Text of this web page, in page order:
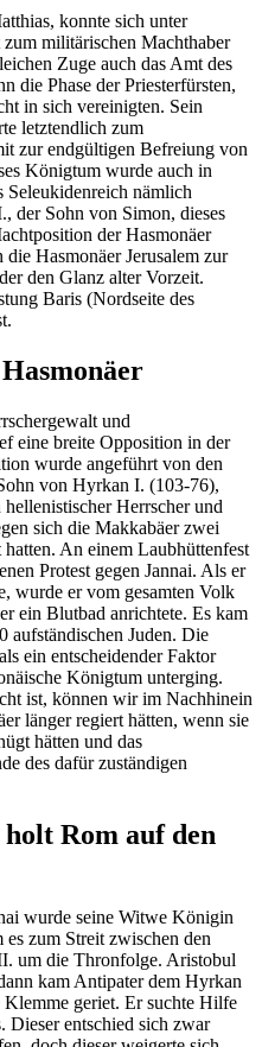
konnte sich unter
militärischen Machthaber
Zuge auch das Amt des
die Phase der Priesterfürsten,
in sich vereinigten. Sein
letztendlich zum
zur endgültigen Befreiung von
Königtum wurde auch in
Seleukidenreich nämlich
der Sohn von Simon, dieses
der Hasmonäer
Hasmonäer Jerusalem zur
den Glanz alter Vorzeit.
Baris (Nordseite des
und
eine breite Opposition in der
wurde angeführt von den
von Hyrkan I. (103-76),
Herrscher und
sich die Makkabäer zwei
An einem Laubhüttenfest
Protest gegen Jannai. Als er
wurde er vom gesamten Volk
ein Blutbad anrichtete. Es kam
aufständischen Juden. Die
ein entscheidender Faktor
Königtum unterging.
ist, können wir im Nachhinein
länger regiert hätten, wenn sie
hätten und das
des dafür zuständigen
Rom auf den
wurde seine Witwe Königin
zum Streit zwischen den
um die Thronfolge. Aristobul
kam Antipater dem Hyrkan
geriet. Er suchte Hilfe
Dieser entschied sich zwar